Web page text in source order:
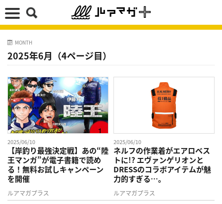
MONTH
2025年6月（4ページ目）
2025/06/10
【岸釣り最強決定戦】あの“陸
王マンガ”が電子書籍で読め
る！無料お試しキャンペーン
を開催
ルアマガプラス
2025/06/10
ネルフの作業着がエアロベス
トに!? エヴァンゲリオンと
DRESSのコラボアイテムが魅
力的すぎる…。
ルアマガプラス